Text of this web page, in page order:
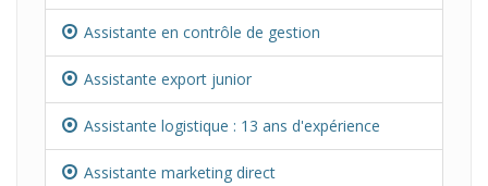
Assistante en contrôle de gestion
Assistante export junior
Assistante logistique : 13 ans d'expérience
Assistante marketing direct